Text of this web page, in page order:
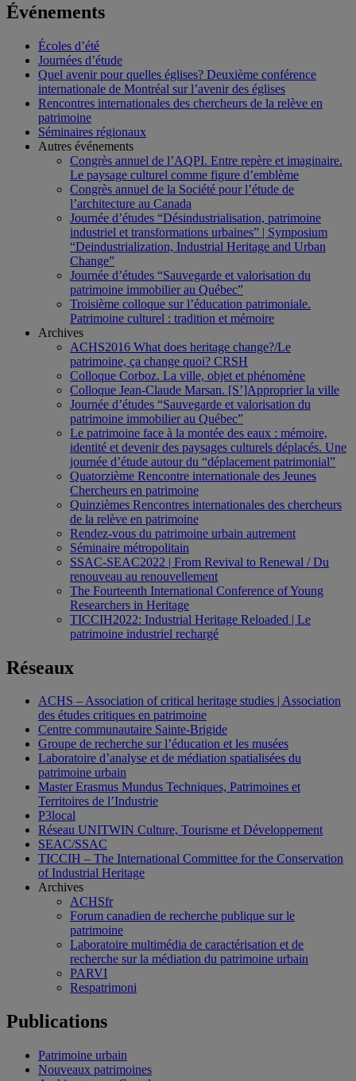
Événements
Écoles d’été
Journées d’étude
Quel avenir pour quelles églises? Deuxième conférence
internationale de Montréal sur l’avenir des églises
Rencontres internationales des chercheurs de la relève en
patrimoine
Séminaires régionaux
Autres événements
Congrès annuel de l’AQPI. Entre repère et imaginaire.
Le paysage culturel comme figure d’emblème
Congrès annuel de la Société pour l’étude de
l’architecture au Canada
Journée d’études “Désindustrialisation, patrimoine
industriel et transformations urbaines” | Symposium
“Deindustrialization, Industrial Heritage and Urban
Change”
Journée d’études “Sauvegarde et valorisation du
patrimoine immobilier au Québec”
Troisième colloque sur l’éducation patrimoniale.
Patrimoine culturel : tradition et mémoire
Archives
ACHS2016 What does heritage change?/Le
patrimoine, ça change quoi? CRSH
Colloque Corboz. La ville, objet et phénomène
Colloque Jean-Claude Marsan. [S’]Approprier la ville
Journée d’études “Sauvegarde et valorisation du
patrimoine immobilier au Québec”
Le patrimoine face à la montée des eaux : mémoire,
identité et devenir des paysages culturels déplacés. Une
journée d’étude autour du “déplacement patrimonial”
Quatorzième Rencontre internationale des Jeunes
Chercheurs en patrimoine
Quinzièmes Rencontres internationales des chercheurs
de la relève en patrimoine
Rendez-vous du patrimoine urbain autrement
Séminaire métropolitain
SSAC-SEAC2022 | From Revival to Renewal / Du
renouveau au renouvellement
The Fourteenth International Conference of Young
Researchers in Heritage
TICCIH2022: Industrial Heritage Reloaded | Le
patrimoine industriel rechargé
Réseaux
ACHS – Association of critical heritage studies | Association
des études critiques en patrimoine
Centre communautaire Sainte-Brigide
Groupe de recherche sur l’éducation et les musées
Laboratoire d’analyse et de médiation spatialisées du
patrimoine urbain
Master Erasmus Mundus Techniques, Patrimoines et
Territoires de l’Industrie
P3local
Réseau UNITWIN Culture, Tourisme et Développement
SEAC/SSAC
TICCIH – The International Committee for the Conservation
of Industrial Heritage
Archives
ACHSfr
Forum canadien de recherche publique sur le
patrimoine
Laboratoire multimédia de caractérisation et de
recherche sur la médiation du patrimoine urbain
PARVI
Respatrimoni
Publications
Patrimoine urbain
Nouveaux patrimoines